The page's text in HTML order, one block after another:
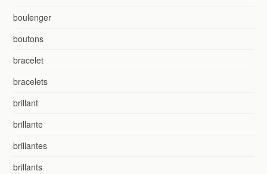
boulenger
boutons
bracelet
bracelets
brillant
brillante
brillantes
brillants